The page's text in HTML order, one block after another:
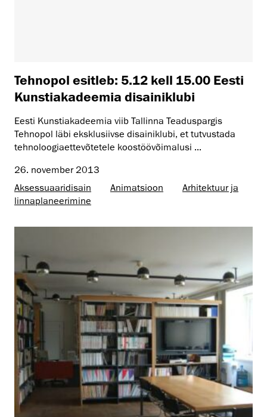
Tehnopol esitleb: 5.12 kell 15.00 Eesti
Kunstiakadeemia disainiklubi
Eesti Kunstiakadeemia viib Tallinna Teaduspargis
Tehnopol läbi eksklusiivse disainiklubi, et tutvustada
tehnoloogiaettevõtetele koostöövõimalusi ...
26. november 2013
Aksessuaaridisain
Animatsioon
Arhitektuur ja
linnaplaneerimine